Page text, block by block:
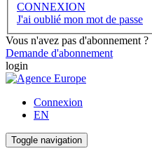
CONNEXION
J'ai oublié mon mot de passe
Vous n'avez pas d'abonnement ?
Demande d'abonnement
login
Connexion
EN
Toggle navigation